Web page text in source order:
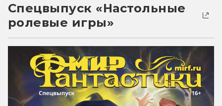
Спецвыпуск «Настольные
ролевые игры»